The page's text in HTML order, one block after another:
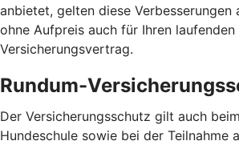
anbietet, gelten diese Verbesserungen
ohne Aufpreis auch für Ihren laufenden
Versicherungsvertrag.
Rundum-
Der Versicherungsschutz gilt auch
Hundeschule sowie bei der Teilnahme